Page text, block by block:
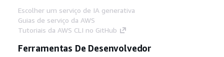
Escolher um serviço de IA generativa
Guias de serviço da AWS
Tutoriais da AWS CLI no GitHub
Ferramentas De Desenvolvedor